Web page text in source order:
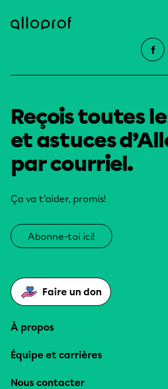
Reçois toutes
et astuces
par courriel.
Ça va t’aider, promis!
Abonne-toi ici!
Faire un don
À propos
Équipe et carrières
Nous contacter